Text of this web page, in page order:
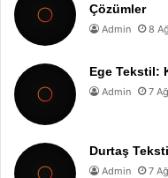
Çözümler
Admin 8
Ege Tekstil:
Admin 7
Durtaş
Admin 7